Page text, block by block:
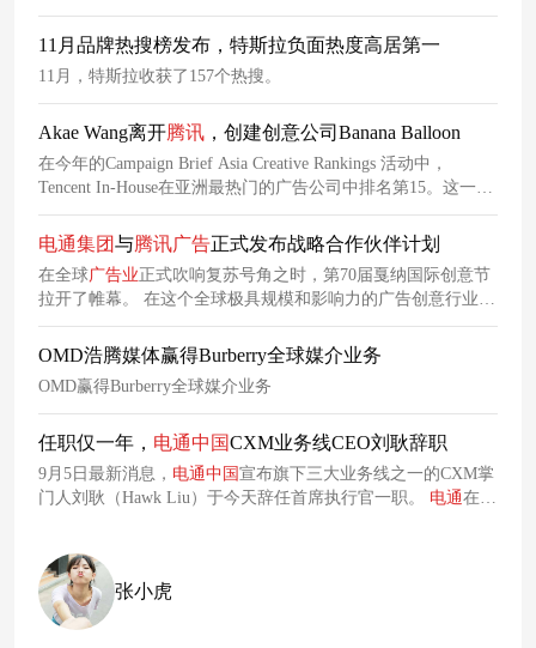
11月品牌热搜榜发布，特斯拉负面热度高居第一
11月，特斯拉收获了157个热搜。
Akae Wang离开腾讯 ，创建创意公司Banana Balloon
在今年的Campaign Brief Asia Creative Rankings 活动中，
Tencent In-House在亚洲最热门的广告公司中排名第15。这一创
意表现的背后推手是2022年告别腾讯执行创意总监的 Akae
Wang，他已经走上了职业生涯的下一个阶段——创办了自己的
创意公司，取名香蕉气球（Banana Balloon）。
电通集团与腾讯广告正式发布战略合作伙伴计划
在全球广告业 正式吹响复苏号角之时，第70届戛纳国际创意节
拉开了帷幕。 在这个全球极具规模和影响力的广告创意行业盛
典上，电通集团与腾讯广告进行了会面并发布其战略合作伙伴
计划（Joint Business Partnership)。
OMD浩腾媒体赢得Burberry全球媒介业务
OMD赢得Burberry全球媒介业务
任职仅一年， 电通中国CXM业务线CEO刘耿辞职
9月5日最新消息， 电通中国 宣布旗下三大业务线之一的CXM掌
门人刘耿（Hawk Liu）于今天辞任首席执行官一职。 电通在公
要感谢 Hawk为
张小虎